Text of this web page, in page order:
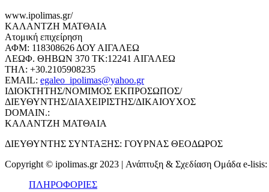
www.ipolimas.gr/
ΚΑΛΑΝΤΖΗ ΜΑΤΘΑΙΑ
Ατομική επιχείρηση
ΑΦΜ: 118308626 ΔΟΥ ΑΙΓΑΛΕΩ
ΛΕΩΦ. ΘΗΒΩΝ 370 ΤΚ:12241 ΑΙΓΑΛΕΩ
ΤΗΛ: +30.2105908235
EMAIL: egaleo_ipolimas@yahoo.gr
ΙΔΙΟΚΤΗΤΗΣ/ΝΟΜΙΜΟΣ ΕΚΠΡΟΣΩΠΟΣ/
ΔΙΕΥΘΥΝΤΗΣ/ΔΙΑΧΕΙΡΙΣΤΗΣ/ΔΙΚΑΙΟΥΧΟΣ
DOMAIN.:
ΚΑΛΑΝΤΖΗ ΜΑΤΘΑΙΑ
ΔΙΕΥΘΥΝΤΗΣ ΣΥΝΤΑΞΗΣ: ΓΟΥΡΝΑΣ ΘΕΟΔΩΡΟΣ
Copyright © ipolimas.gr 2023 | Ανάπτυξη & Σχεδίαση Ομάδα e-lisis:
ΠΛΗΡΟΦΟΡΙΕΣ